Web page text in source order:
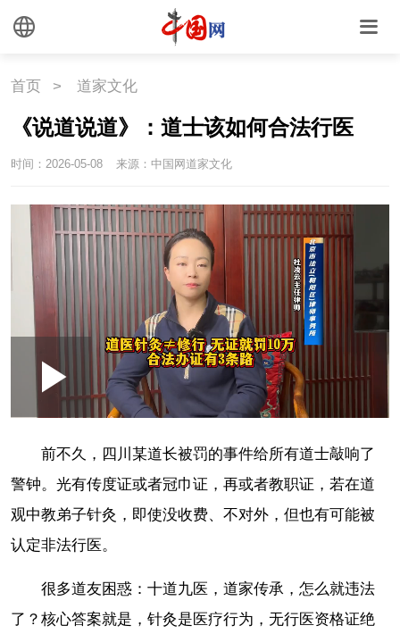
首页 > 道家文化
《说道说道》：道士该如何合法行医
时间：2026-05-08 来源：中国网道家文化
Play
Picture-
in-
Picture
0:00 /--:--
前不久，四川某道长被罚的事件给所有道士敲响了
警钟。 光有传度证或者冠巾证，再或者教职证，若在道
观中教弟子针灸，即使没收费、不对外，但也有可能被
认定非法行医。
很多道友困惑：十道九医，道家传承，怎么就违法
了？核心答案就是，针灸是医疗行为，无行医资格证绝